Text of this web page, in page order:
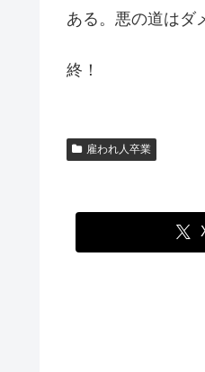
ある。悪の道はダ
終！
雇われ人卒業